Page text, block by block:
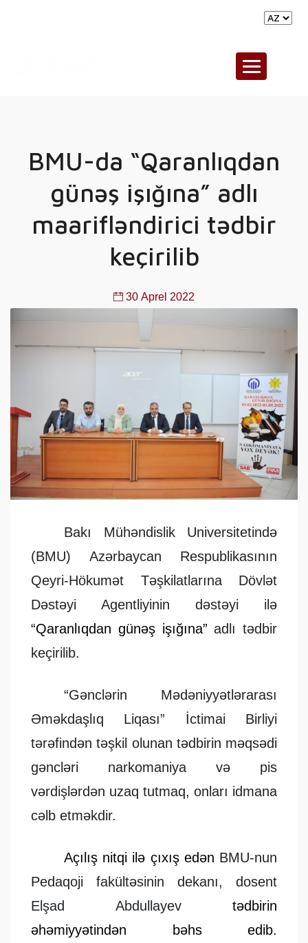
BMU-da “Qaranlıqdan
günəş işığına” adlı
maarifləndirici tədbir
keçirilib
30 Aprel 2022
Bakı Mühəndislik Universitetində
(BMU) Azərbaycan Respublikasının
Qeyri-Hökumət Təşkilatlarına Dövlət
Dəstəyi Agentliyinin dəstəyi ilə
“Qaranlıqdan günəş işığına”adlı tədbir
keçirilib.
“Gənclərin Mədəniyyətlərarası
Əməkdaşlıq Liqası” İctimai Birliyi
tərəfindən təşkil olunan tədbirin məqsədi
gəncləri narkomaniya və pis
vərdişlərdən uzaq tutmaq, onları idmana
cəlb etməkdir.
Açılış nitqi ilə çıxış edən BMU-nun
Pedaqoji fakültəsinin dekanı, dosent
Elşad Abdullayev tədbirin
əhəmiyyətindən bəhs edib.